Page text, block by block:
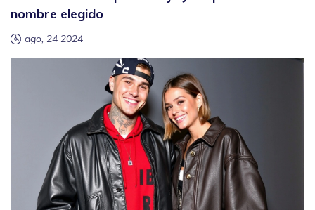
nombre elegido
ago, 24 2024